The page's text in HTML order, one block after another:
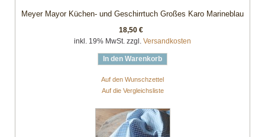
Meyer Mayor Küchen- und Geschirrtuch Großes Karo Marineblau
18,50 €
inkl. 19% MwSt. zzgl. Versandkosten
In den Warenkorb
Auf den Wunschzettel
Auf die Vergleichsliste